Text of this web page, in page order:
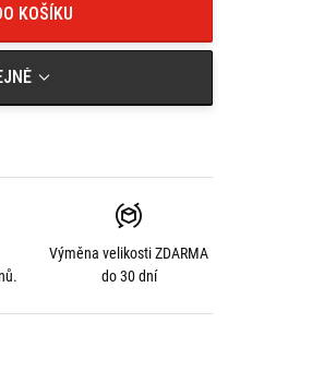
KOŠÍKU
Výměna velikostiZDARMA
do 30 dní